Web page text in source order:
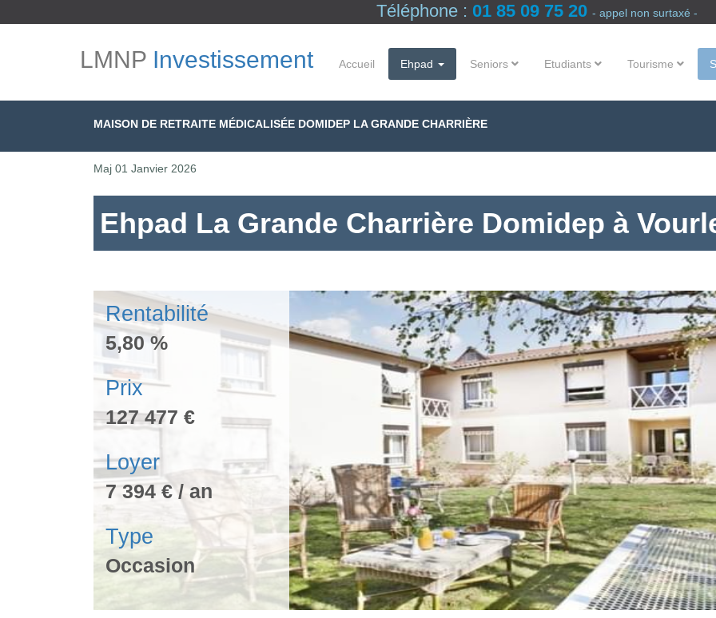
Téléphone : 01 85 09 75 20 - appel non surtaxé -
LMNPInvestissement Accueil Ehpad Seniors Etudiants Tourisme
MAISON DE RETRAITE MÉDICALISÉE DOMIDEP LA GRANDE CHARRIÈRE
Maj 01 Janvier 2026
Ehpad La Grande Charrière Domidep à
Rentabilité
5,80 %
Prix
127 477 €
Loyer
7 394 € / an
Type
Occasion